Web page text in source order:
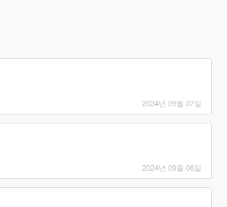
2024년 09월 07일
2024년 09월 06일